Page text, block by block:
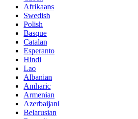
Afrikaans
Swedish
Polish
Basque
Catalan
Esperanto
Hindi
Lao
Albanian
Amharic
Armenian
Azerbaijani
Belarusian